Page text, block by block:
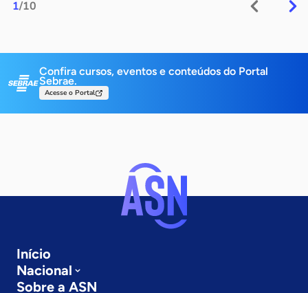
1/10
Confira cursos, eventos e conteúdos do Portal
Sebrae.
Acesse o Portal
Início
Nacional
Sobre a ASN